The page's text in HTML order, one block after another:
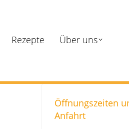
Rezepte Über uns
Öffnungszeiten
Anfahrt